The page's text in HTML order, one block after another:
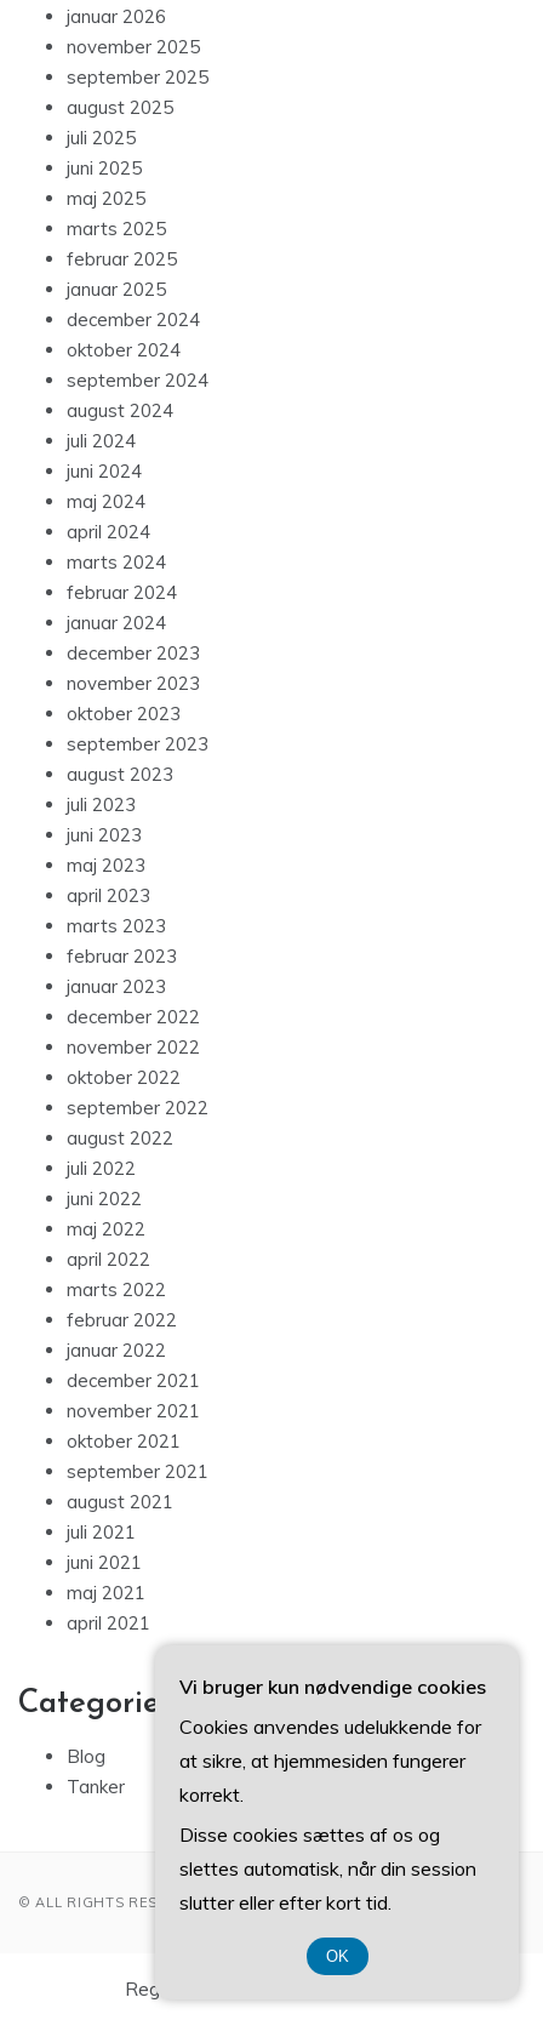
januar 2026
november 2025
september 2025
august 2025
juli 2025
juni 2025
maj 2025
marts 2025
februar 2025
januar 2025
december 2024
oktober 2024
september 2024
august 2024
juli 2024
juni 2024
maj 2024
april 2024
marts 2024
februar 2024
januar 2024
december 2023
november 2023
oktober 2023
september 2023
august 2023
juli 2023
juni 2023
maj 2023
april 2023
marts 2023
februar 2023
januar 2023
december 2022
november 2022
oktober 2022
september 2022
august 2022
juli 2022
juni 2022
maj 2022
april 2022
marts 2022
februar 2022
januar 2022
december 2021
november 2021
oktober 2021
september 2021
august 2021
juli 2021
juni 2021
maj 2021
april 2021
Categories
Blog
Tanker
© ALL RIGHTS RESERVED 2022
Registreringsnummer 374 077 39
Vi bruger kun nødvendige cookies
Cookies anvendes udelukkende for
at sikre, at hjemmesiden fungerer
korrekt.
Disse cookies sættes af os og
slettes automatisk, når din session
slutter eller efter kort tid.
OK